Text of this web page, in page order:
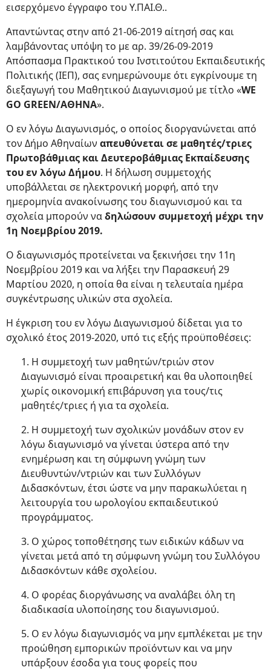
εισερχόμενο έγγραφο του Υ.ΠΑΙ.Θ..
Απαντώντας στην από 21-06-2019 αίτησή σας και
λαμβάνοντας υπόψη το με αρ. 39/26-09-2019
Απόσπασμα Πρακτικού του Ινστιτούτου Εκπαιδευτικής
Πολιτικής (ΙΕΠ), σας ενημερώνουμε ότι εγκρίνουμε τη
διεξαγωγή του Μαθητικού Διαγωνισμού με τίτλο «WE
GO GREEN/ΑΘΗΝΑ».
O εν λόγω Διαγωνισμός, ο οποίος διοργανώνεται από
τον Δήμο Αθηναίων απευθύνεται σε μαθητές/τριες
Πρωτοβάθμιας και Δευτεροβάθμιας Εκπαίδευσης
του εν λόγω Δήμου. Η δήλωση συμμετοχής
υποβάλλεται σε ηλεκτρονική μορφή, από την
ημερομηνία ανακοίνωσης του διαγωνισμού και τα
σχολεία μπορούν ναδηλώσουν συμμετοχή μέχρι την
1η Νοεμβρίου 2019.
Ο διαγωνισμός προτείνεται να ξεκινήσει την 11η
Νοεμβρίου 2019 και να λήξει την Παρασκευή 29
Μαρτίου 2020, η οποία θα είναι η τελευταία ημέρα
συγκέντρωσης υλικών στα σχολεία.
Η έγκριση του εν λόγω Διαγωνισμού δίδεται για το
σχολικό έτος 2019-2020, υπό τις εξής προϋποθέσεις:
1. Η συμμετοχή των μαθητών/τριών στον
Διαγωνισμό είναι προαιρετική και θα υλοποιηθεί
χωρίς οικονομική επιβάρυνση για τους/τις
μαθητές/τριες ή για τα σχολεία.
2. Η συμμετοχή των σχολικών μονάδων στον εν
λόγω διαγωνισμό να γίνεται ύστερα από την
ενημέρωση και τη σύμφωνη γνώμη των
Διευθυντών/ντριών και των Συλλόγων
Διδασκόντων, έτσι ώστε να μην παρακωλύεται η
λειτουργία του ωρολογίου εκπαιδευτικού
προγράμματος.
3. Ο χώρος τοποθέτησης των ειδικών κάδων να
γίνεται μετά από τη σύμφωνη γνώμη του Συλλόγου
Διδασκόντων κάθε σχολείου.
4. Ο φορέας διοργάνωσης να αναλάβει όλη τη
διαδικασία υλοποίησης του διαγωνισμού.
5. Ο εν λόγω διαγωνισμός να μην εμπλέκεται με την
προώθηση εμπορικών προϊόντων και να μην
υπάρξουν έσοδα για τους φορείς που